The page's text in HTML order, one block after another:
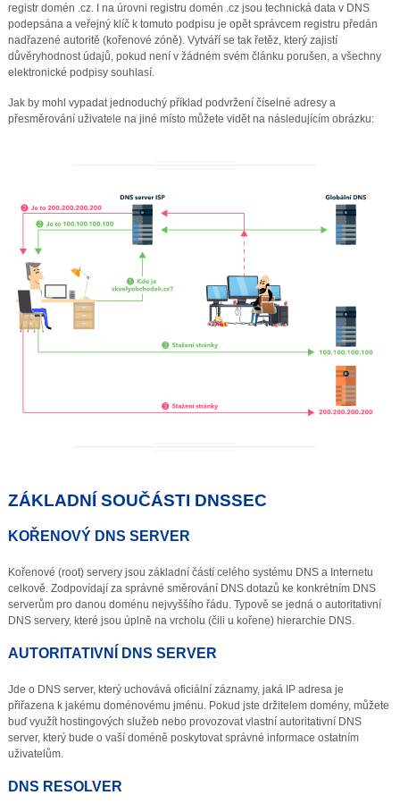
registr domén .cz. I na úrovni registru domén .cz jsou technická data v DNS
podepsána a veřejný klíč k tomuto podpisu je opět správcem registru předán
nadřazené autoritě (kořenové zóně). Vytváří se tak řetěz, který zajistí
důvěryhodnost údajů, pokud není v žádném svém článku porušen, a všechny
elektronické podpisy souhlasí.
Jak by mohl vypadat jednoduchý příklad podvržení číselné adresy a
přesměrování uživatele na jiné místo můžete vidět na následujícím obrázku:
ZÁKLADNÍ SOUČÁSTI DNSSEC
KOŘENOVÝ DNS SERVER
Kořenové (root) servery jsou základní částí celého systému DNS a Internetu
celkově. Zodpovídají za správné směrování DNS dotazů ke konkrétním DNS
serverům pro danou doménu nejvyššího řádu. Typově se jedná o autoritativní
DNS servery, které jsou úplně na vrcholu (čili u kořene) hierarchie DNS.
AUTORITATIVNÍ DNS SERVER
Jde o DNS server, který uchovává oficiální záznamy, jaká IP adresa je
přiřazena k jakému doménovému jménu. Pokud jste držitelem domény, můžete
buď využít hostingových služeb nebo provozovat vlastní autoritativní DNS
server, který bude o vaší doméně poskytovat správné informace ostatním
uživatelům.
DNS RESOLVER